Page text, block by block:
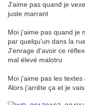
J'aime pas quand je
juste marrant
Moi j'aime pas quand je
par quelqu'un dans la
J'enrage d'avoir ce
mal élevé malotru
Moi j'aime pas les
Alors j'arrête ça et je